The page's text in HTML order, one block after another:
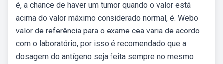
é, a chance de haver um tumor quando o valor está
acima do valor máximo considerado normal, é. Webo
valor de referência para o exame cea varia de acordo
com o laboratório, por isso é recomendado que a
dosagem do antígeno seja feita sempre no mesmo